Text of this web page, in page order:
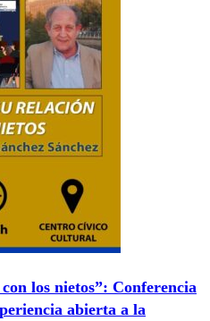
los nietos”: Conferencia
abierta a la